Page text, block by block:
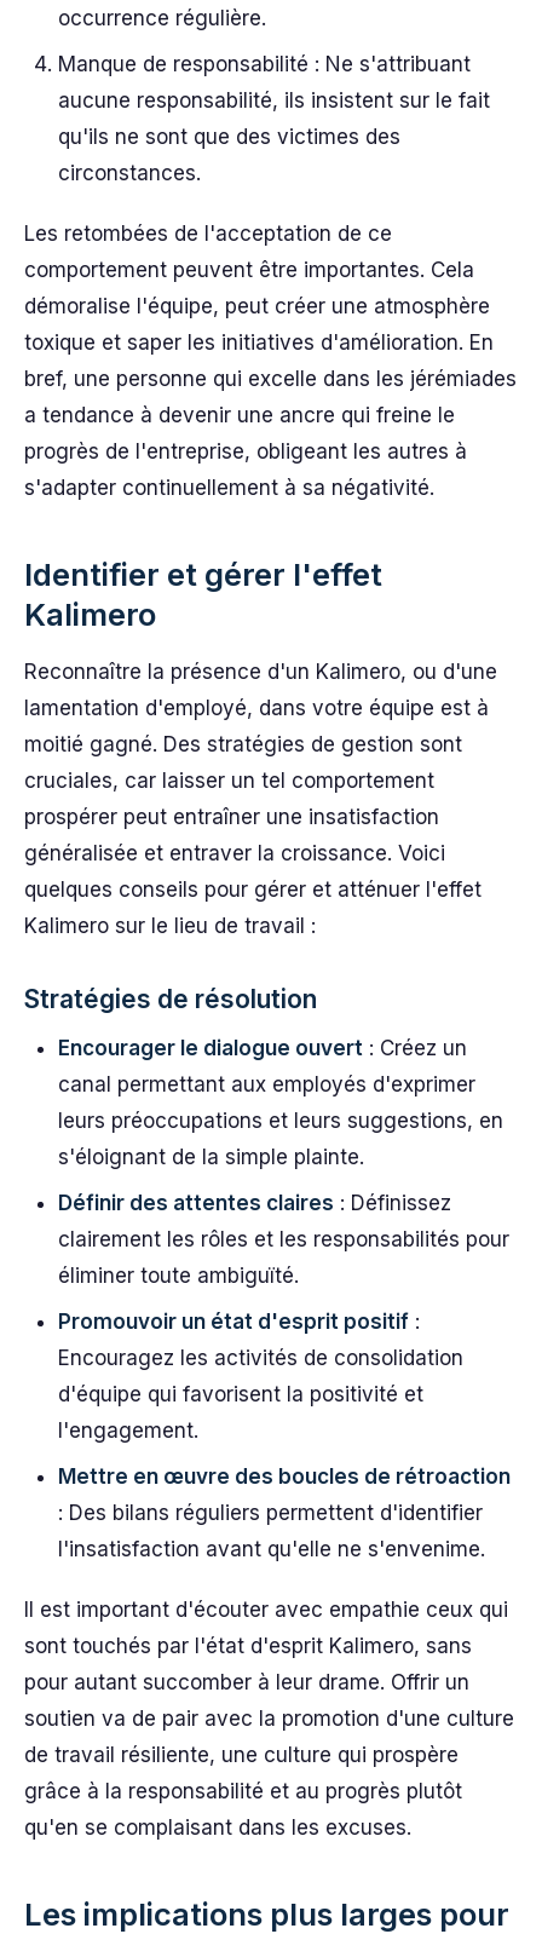
occurrence régulière.
Manque de responsabilité : Ne s'attribuant
aucune responsabilité, ils insistent sur le fait
qu'ils ne sont que des victimes des
circonstances.
Les retombées de l'acceptation de ce
comportement peuvent être importantes. Cela
démoralise l'équipe, peut créer une atmosphère
toxique et saper les initiatives d'amélioration. En
bref, une personne qui excelle dans les jérémiades
a tendance à devenir une ancre qui freine le
progrès de l'entreprise, obligeant les autres à
s'adapter continuellement à sa négativité.
Identifier et gérer l'effet
Kalimero
Reconnaître la présence d'un Kalimero, ou d'une
lamentation d'employé, dans votre équipe est à
moitié gagné. Des stratégies de gestion sont
cruciales, car laisser un tel comportement
prospérer peut entraîner une insatisfaction
généralisée et entraver la croissance. Voici
quelques conseils pour gérer et atténuer l'effet
Kalimero sur le lieu de travail :
Stratégies de résolution
Encourager le dialogue ouvert : Créez un
canal permettant aux employés d'exprimer
leurs préoccupations et leurs suggestions, en
s'éloignant de la simple plainte.
Définir des attentes claires : Définissez
clairement les rôles et les responsabilités pour
éliminer toute ambiguïté.
Promouvoir un état d'esprit positif :
Encouragez les activités de consolidation
d'équipe qui favorisent la positivité et
l'engagement.
Mettre en œuvre des boucles de rétroaction
: Des bilans réguliers permettent d'identifier
l'insatisfaction avant qu'elle ne s'envenime.
Il est important d'écouter avec empathie ceux qui
sont touchés par l'état d'esprit Kalimero, sans
pour autant succomber à leur drame. Offrir un
soutien va de pair avec la promotion d'une culture
de travail résiliente, une culture qui prospère
grâce à la responsabilité et au progrès plutôt
qu'en se complaisant dans les excuses.
Les implications plus larges pour